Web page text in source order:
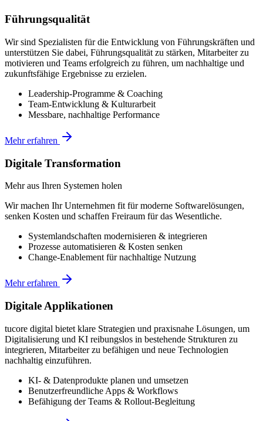
Führungsqualität
Wir sind Spezialisten für die Entwicklung von Führungskräften und
unterstützen Sie dabei, Führungsqualität zu stärken, Mitarbeiter zu
motivieren und Teams erfolgreich zu führen, um nachhaltige und
zukunftsfähige Ergebnisse zu erzielen.
Leadership-Programme & Coaching
Team-Entwicklung & Kulturarbeit
Messbare, nachhaltige Performance
Mehr erfahren
Digitale Transformation
Mehr aus Ihren Systemen holen
Wir machen Ihr Unternehmen fit für moderne Softwarelösungen,
senken Kosten und schaffen Freiraum für das Wesentliche.
Systemlandschaften modernisieren & integrieren
Prozesse automatisieren & Kosten senken
Change-Enablement für nachhaltige Nutzung
Mehr erfahren
Digitale Applikationen
tucore digital bietet klare Strategien und praxisnahe Lösungen, um
Digitalisierung und KI reibungslos in bestehende Strukturen zu
integrieren, Mitarbeiter zu befähigen und neue Technologien
nachhaltig einzuführen.
KI- & Datenprodukte planen und umsetzen
Benutzerfreundliche Apps & Workflows
Befähigung der Teams & Rollout-Begleitung